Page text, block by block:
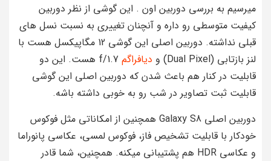
میرسیم به بررسی دوربین اون . این گوشی از نظر دوربین
کیفیت متوسطی رو داره و آنچنان تغییری به نسبت نسل های
قبلی نداشته. دوربین اصلی این گوشی 12 مگاپیکسل هست با
لنز بازتابی (Dual Pixel) و
دیافراگم
f/1.7 هست. این دو
قابلیت در کنار هم باعث شدن که دوربین اصلی این گوشی
قابلیت ثبت تصاویر در شب رو به خوبی داشته باشه.
دوربین اصلی Galaxy S8 همچنین از امکاناتی مثل فوکوس
خودکار با قابلیت تشخیص فاز، فوکوس لمسی، عکاسی پانوراما
و عکاسی HDR هم پشتیبانی میکنه. همچنین، شما قادر